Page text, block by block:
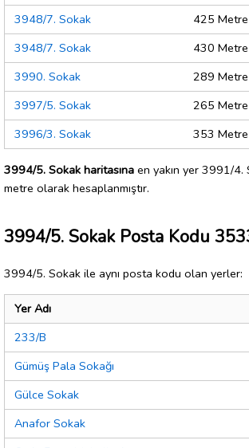
3948/7. Sokak
425 Metre
3948/7. Sokak
430 Metre
3990. Sokak
289 Metre
3997/5. Sokak
265 Metre
3996/3. Sokak
353 Metre
3994/5. Sokak haritasına en yakın yer 3991/4.
metre olarak hesaplanmıştır.
3994/5. Sokak Posta Kodu
3994/5. Sokak ile aynı posta kodu olan yerler:
Yer Adı
233/B
Gümüş Pala Sokağı
Gülce Sokak
Anafor Sokak